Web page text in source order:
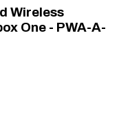
Wireless
One - PWA-A-